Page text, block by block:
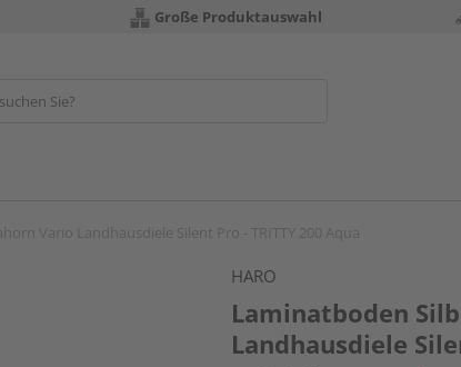
Große Produktauswahl
HARO
Laminatboden
Landhausdiele